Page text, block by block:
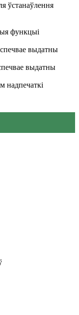
ўстанаўлення
функцыі
выдатны
выдатны
надпечаткі